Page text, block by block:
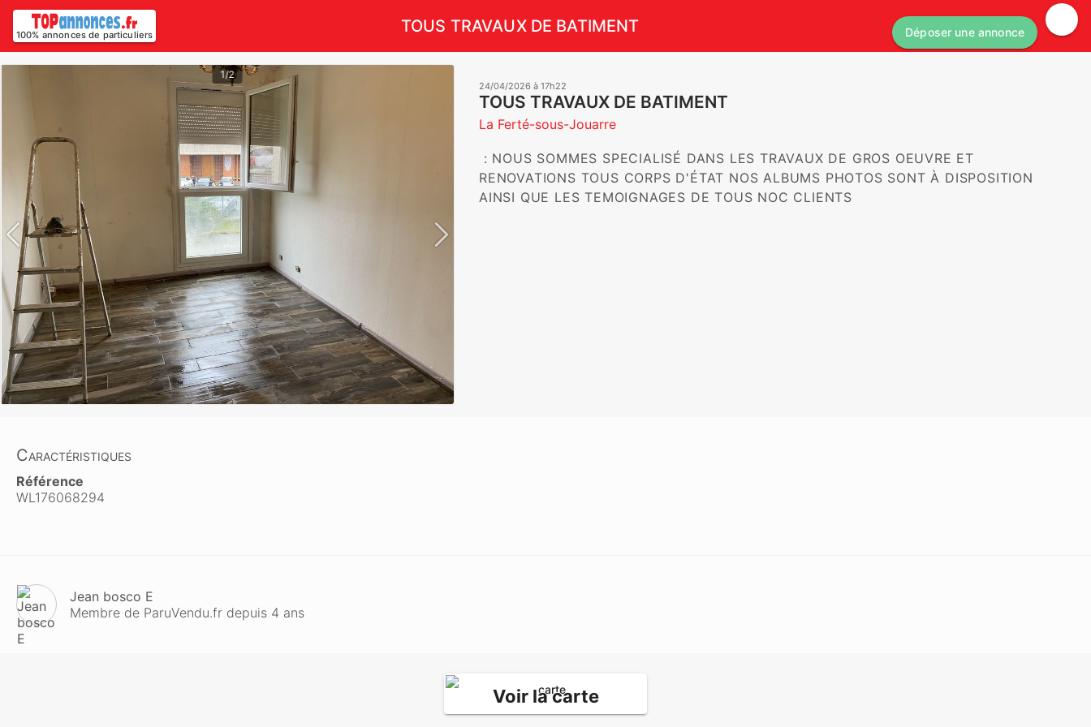
100% annonces de particuliers TOUS TRAVAUX DE BATIMENT Déposer une annonce
1/2
24/04/2026 à 17h22
TOUS TRAVAUX DE BATIMENT
La Ferté-sous-Jouarre
RENOVATIONS TOUS CORPS D'ÉTAT NOS ALBUMS PHOTOS SONT À DISPOSITION
AINSI QUE LES TEMOIGNAGES DE TOUS NOC CLIENTS
Caractéristiques
Référence
WL176068294
Jean bosco E
Membre de ParuVendu.fr depuis 4 ans
Voir la carte